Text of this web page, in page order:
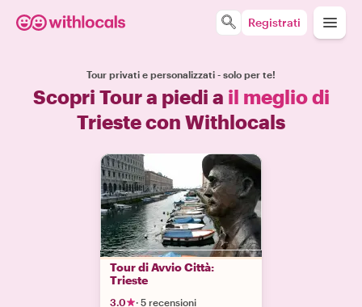
Registrati
Tour privati e personalizzati - solo per te!
Scopri Tour a piedi a il meglio di
Trieste con Withlocals
Tour di Avvio Città:
Trieste
3.0 · 5 recensioni